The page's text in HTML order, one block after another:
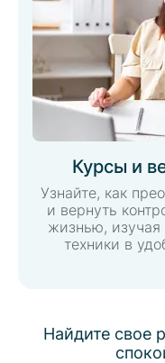
Курсы и
Узнайте, как
и вернуть
жизнью,
техники в
Найдите свое